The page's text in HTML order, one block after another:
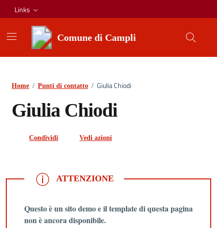
Vai ai contenuti
Vai al footer
Links
Comune di Campli
Home / Punti di contatto / Giulia Chiodi
Giulia Chiodi
Condividi Vedi azioni
ATTENZIONE
ATTENZIONE
Questo è un sito demo e il template di questa pagina
non è ancora disponibile.